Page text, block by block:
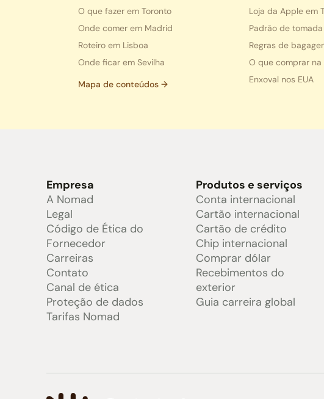
O que fazer em Toronto
Onde comer em Madrid
Roteiro em Lisboa
Onde ficar em Sevilha
Mapa de conteúdos →
Loja da Apple em
Padrão de tomada
Regras de
O que comprar na
Enxoval nos EUA
Empresa
A Nomad
Legal
Código de Ética do
Fornecedor
Carreiras
Contato
Canal de ética
Proteção de dados
Tarifas Nomad
Produtos e serviços
Conta internacional
Cartão internacional
Cartão de crédito
Chip internacional
Comprar dólar
Recebimentos do
exterior
Guia carreira global